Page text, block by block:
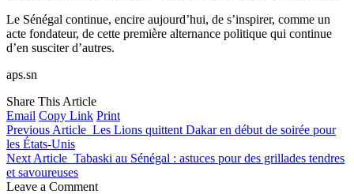
Le Sénégal continue, encire aujourd’hui, de s’inspirer, comme un
acte fondateur, de cette première alternance politique qui continue
d’en susciter d’autres.
aps.sn
Share This Article
Email Copy Link Print
Previous Article Les Lions quittent Dakar en début de soirée pour
les États-Unis
Next Article Tabaski au Sénégal : astuces pour des grillades tendres
et savoureuses
Leave a Comment